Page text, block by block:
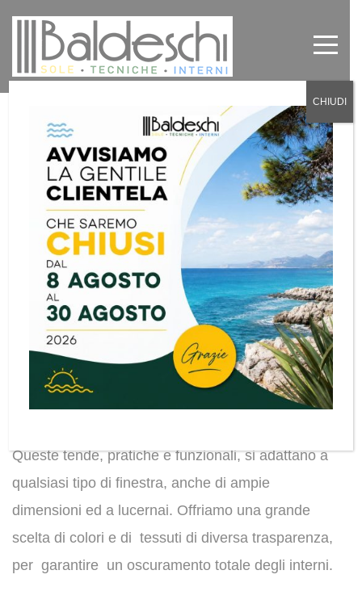
Tende a rullo oscuranti vendita a
Torino e provincia
Baldeschi in News, Senza categoria 0
La ditta Baldeschi, con la sua grande esperienza
nel settore, progetta e installa su misura tende a
rullo in tessuto e in pvc, in grado di avvolgersi
all’interno del rullo e scomparire alla vista, per
assicurare un effetto a scomparsa di grande
eleganza e adatto a ogni ambiente della casa.
Queste tende, pratiche e funzionali, si adattano a
qualsiasi tipo di finestra, anche di ampie
dimensioni ed a lucernai. Offriamo una grande
scelta di colori e di tessuti di diversa trasparenza,
per garantire un oscuramento totale degli interni.
CHIUDI